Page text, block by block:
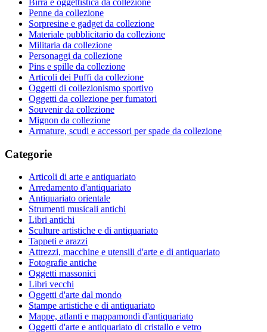
Birra e oggettistica da collezione
Penne da collezione
Sorpresine e gadget da collezione
Materiale pubblicitario da collezione
Militaria da collezione
Personaggi da collezione
Pins e spille da collezione
Articoli dei Puffi da collezione
Oggetti di collezionismo sportivo
Oggetti da collezione per fumatori
Souvenir da collezione
Mignon da collezione
Armature, scudi e accessori per spade da collezione
Categorie
Articoli di arte e antiquariato
Arredamento d'antiquariato
Antiquariato orientale
Strumenti musicali antichi
Libri antichi
Sculture artistiche e di antiquariato
Tappeti e arazzi
Attrezzi, macchine e utensili d'arte e di antiquariato
Fotografie antiche
Oggetti massonici
Libri vecchi
Oggetti d'arte dal mondo
Stampe artistiche e di antiquariato
Mappe, atlanti e mappamondi d'antiquariato
Oggetti d'arte e antiquariato di cristallo e vetro